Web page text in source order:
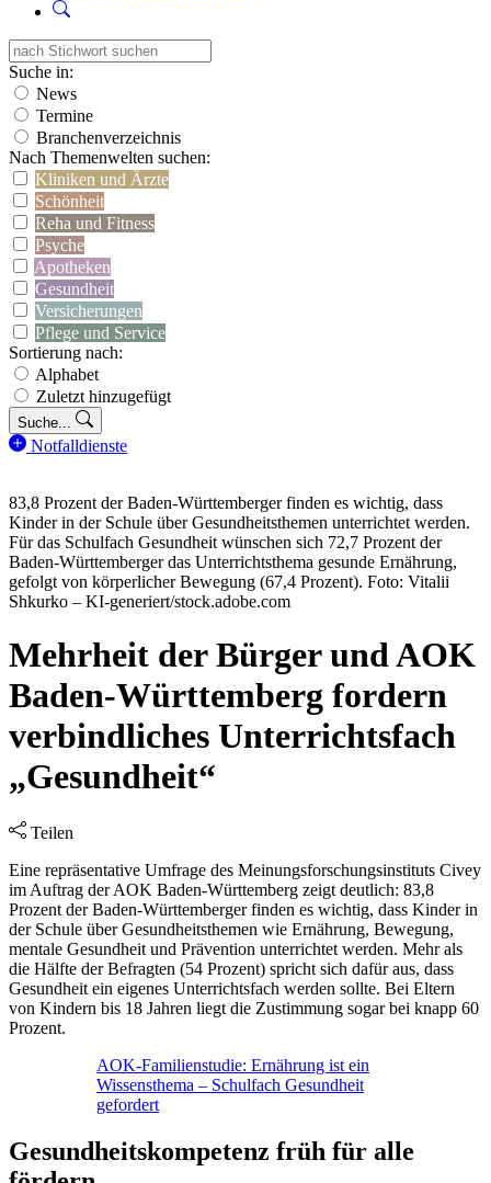
Suche in:
News
Termine
Branchenverzeichnis
Nach Themenwelten suchen:
Kliniken und Ärzte
Schönheit
Reha und Fitness
Psyche
Apotheken
Gesundheit
Versicherungen
Pflege und Service
Sortierung nach:
Alphabet
Zuletzt hinzugefügt
Suche...
Notfalldienste
83,8 Prozent der Baden-Württemberger finden es wichtig, dass
Kinder in der Schule über Gesundheitsthemen unterrichtet werden.
Für das Schulfach Gesundheit wünschen sich 72,7 Prozent der
Baden-Württemberger das Unterrichtsthema gesunde Ernährung,
gefolgt von körperlicher Bewegung (67,4 Prozent). Foto: Vitalii
Shkurko – KI-generiert/stock.adobe.com
Mehrheit der Bürger und AOK
Baden-Württemberg fordern
verbindliches Unterrichtsfach
„Gesundheit“
Teilen
Eine repräsentative Umfrage des Meinungsforschungsinstituts Civey
im Auftrag der AOK Baden-Württemberg zeigt deutlich: 83,8
Prozent der Baden-Württemberger finden es wichtig, dass Kinder in
der Schule über Gesundheitsthemen wie Ernährung, Bewegung,
mentale Gesundheit und Prävention unterrichtet werden. Mehr als
die Hälfte der Befragten (54 Prozent) spricht sich dafür aus, dass
Gesundheit ein eigenes Unterrichtsfach werden sollte. Bei Eltern
von Kindern bis 18 Jahren liegt die Zustimmung sogar bei knapp 60
Prozent.
AOK-Familienstudie: Ernährung ist ein
Wissensthema – Schulfach Gesundheit
gefordert
Gesundheitskompetenz früh für alle